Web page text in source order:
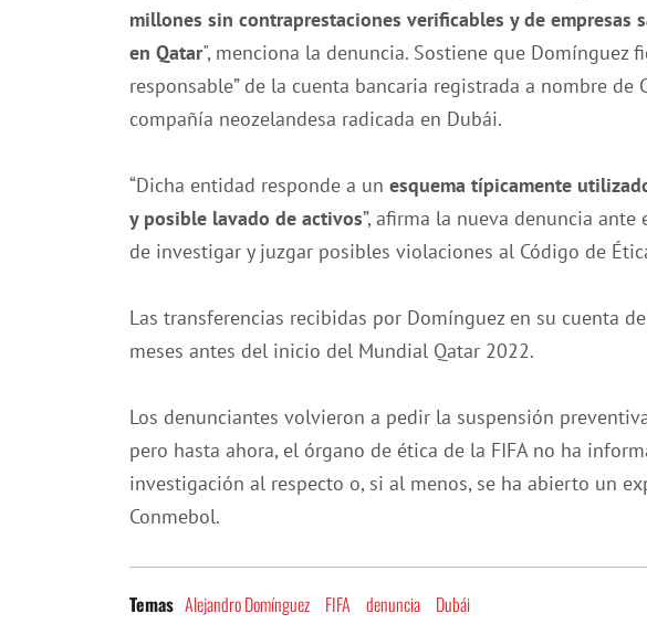
millones sin contraprestaciones verificables y de empresas
en Qatar", menciona la denuncia. Sostiene que Domínguez
responsable” de la cuenta bancaria registrada a nombre de
compañía neozelandesa radicada en Dubái.
“Dicha entidad responde a un esquema típicamente
y posible lavado de activos”, afirma la nueva denuncia ante
de investigar y juzgar posibles violaciones al Código de
Las transferencias recibidas por Domínguez en su cuenta
meses antes del inicio del Mundial Qatar 2022.
Los denunciantes volvieron a pedir la suspensión
pero hasta ahora, el órgano de ética de la FIFA no ha
investigación al respecto o, si al menos, se ha abierto un
Conmebol.
Temas Alejandro Domínguez FIFA denuncia Dubái